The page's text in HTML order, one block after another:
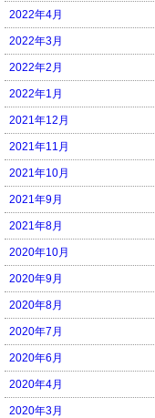
2022年4月
2022年3月
2022年2月
2022年1月
2021年12月
2021年11月
2021年10月
2021年9月
2021年8月
2020年10月
2020年9月
2020年8月
2020年7月
2020年6月
2020年4月
2020年3月